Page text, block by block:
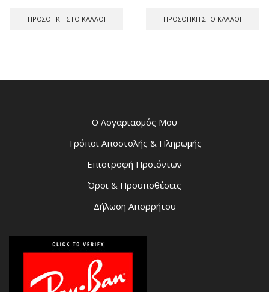
ΠΡΟΣΘΉΚΗ ΣΤΟ ΚΑΛΆΘΙ ΠΡΟΣΘΉΚΗ ΣΤΟ ΚΑΛΆΘΙ
Ο Λογαριασμός Μου
Τρόποι Αποστολής & Πληρωμής
Επιστροφή Προϊόντων
Όροι & Προϋποθέσεις
Δήλωση Απορρήτου